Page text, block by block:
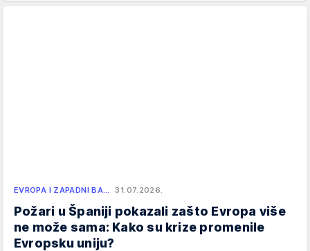
EVROPA I ZAPADNI BA… 31.07.2026.
Požari u Španiji pokazali zašto Evropa više
ne može sama: Kako su krize promenile
Evropsku uniju?